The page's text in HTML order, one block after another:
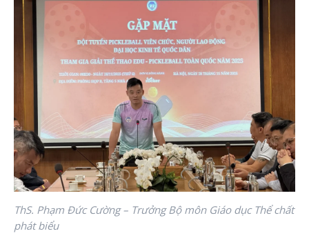
ThS. Phạm Đức Cường – Trưởng Bộ môn Giáo dục Thể chất
phát biểu